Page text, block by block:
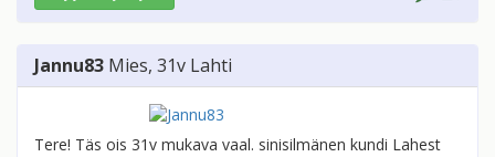
Jannu83 Mies, 31v Lahti
Tere! Täs ois 31v mukava vaal. sinisilmänen kundi Lahest